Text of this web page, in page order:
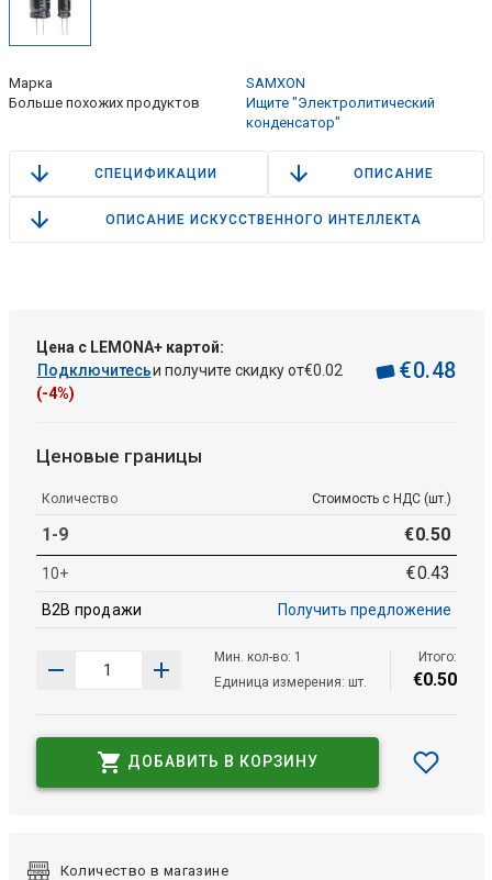
Марка
SAMXON
Больше похожих продуктов
Ищите "Электролитический
конденсатор"
СПЕЦИФИКАЦИИ ОПИСАНИЕ
ОПИСАНИЕ ИСКУССТВЕННОГО ИНТЕЛЛЕКТА
Цена с LEMONA+ картой:
Подключитесьи получите скидку от€0 02
(-4%)
€0.48
Ценовые границы
Количество Стоимость с НДС (шт.)
1-9 €0.50
10+ €0.43
B2B продажи Получить предложение
Мин. кол-во: 1
Единица измерения: шт.
Итого:
€0.50
ДОБАВИТЬ В КОРЗИНУ
Количество в магазине